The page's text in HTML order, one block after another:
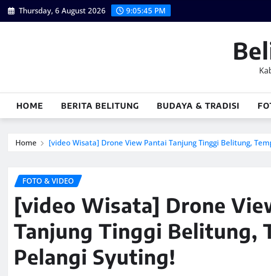
Skip
to
Thursday, 6 August 2026 9:05:46 PM
HOME BERITA BELITUNG BUDAYA & TRADISI
Home [video Wisata] Drone View Pantai Tanjung Tinggi Belitung,
FOTO & VIDEO
[video Wisata] Drone
Tanjung Tinggi Belitung,
Pelangi Syuting!